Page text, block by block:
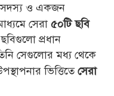
সদস্য ও একজন
সেরা ৫০টি ছবি
ছবিগুলো প্রধান
সেগুলোর মধ্য থেকে
ভিত্তিতেসেরা